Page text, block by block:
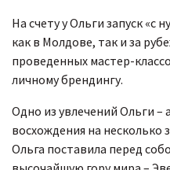
На счету у Ольги запуск «с
как в Молдове, так и за
проведенных мастер-
личному брендингу.
Одно из увлечений Ольги –
восхождения на
Ольга поставила перед